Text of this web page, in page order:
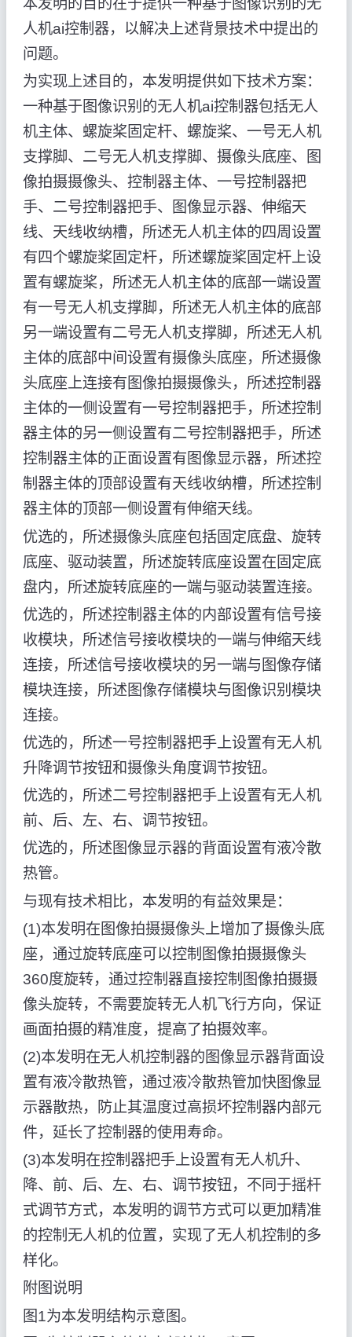
本发明的目的在于提供一种基于图像识别的无
人机ai控制器，以解决上述背景技术中提出的
问题。
为实现上述目的，本发明提供如下技术方案：
一种基于图像识别的无人机ai控制器包括无人
机主体、螺旋桨固定杆、螺旋桨、一号无人机
支撑脚、二号无人机支撑脚、摄像头底座、图
像拍摄摄像头、控制器主体、一号控制器把
手、二号控制器把手、图像显示器、伸缩天
线、天线收纳槽，所述无人机主体的四周设置
有四个螺旋桨固定杆，所述螺旋桨固定杆上设
置有螺旋桨，所述无人机主体的底部一端设置
有一号无人机支撑脚，所述无人机主体的底部
另一端设置有二号无人机支撑脚，所述无人机
主体的底部中间设置有摄像头底座，所述摄像
头底座上连接有图像拍摄摄像头，所述控制器
主体的一侧设置有一号控制器把手，所述控制
器主体的另一侧设置有二号控制器把手，所述
控制器主体的正面设置有图像显示器，所述控
制器主体的顶部设置有天线收纳槽，所述控制
器主体的顶部一侧设置有伸缩天线。
优选的，所述摄像头底座包括固定底盘、旋转
底座、驱动装置，所述旋转底座设置在固定底
盘内，所述旋转底座的一端与驱动装置连接。
优选的，所述控制器主体的内部设置有信号接
收模块，所述信号接收模块的一端与伸缩天线
连接，所述信号接收模块的另一端与图像存储
模块连接，所述图像存储模块与图像识别模块
连接。
优选的，所述一号控制器把手上设置有无人机
升降调节按钮和摄像头角度调节按钮。
优选的，所述二号控制器把手上设置有无人机
前、后、左、右、调节按钮。
优选的，所述图像显示器的背面设置有液冷散
热管。
与现有技术相比，本发明的有益效果是：
(1)本发明在图像拍摄摄像头上增加了摄像头底
座，通过旋转底座可以控制图像拍摄摄像头
360度旋转，通过控制器直接控制图像拍摄摄
像头旋转，不需要旋转无人机飞行方向，保证
画面拍摄的精准度，提高了拍摄效率。
(2)本发明在无人机控制器的图像显示器背面设
置有液冷散热管，通过液冷散热管加快图像显
示器散热，防止其温度过高损坏控制器内部元
件，延长了控制器的使用寿命。
(3)本发明在控制器把手上设置有无人机升、
降、前、后、左、右、调节按钮，不同于摇杆
式调节方式，本发明的调节方式可以更加精准
的控制无人机的位置，实现了无人机控制的多
样化。
附图说明
图1为本发明结构示意图。